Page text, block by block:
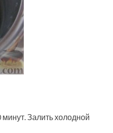
минут. Залить холодной